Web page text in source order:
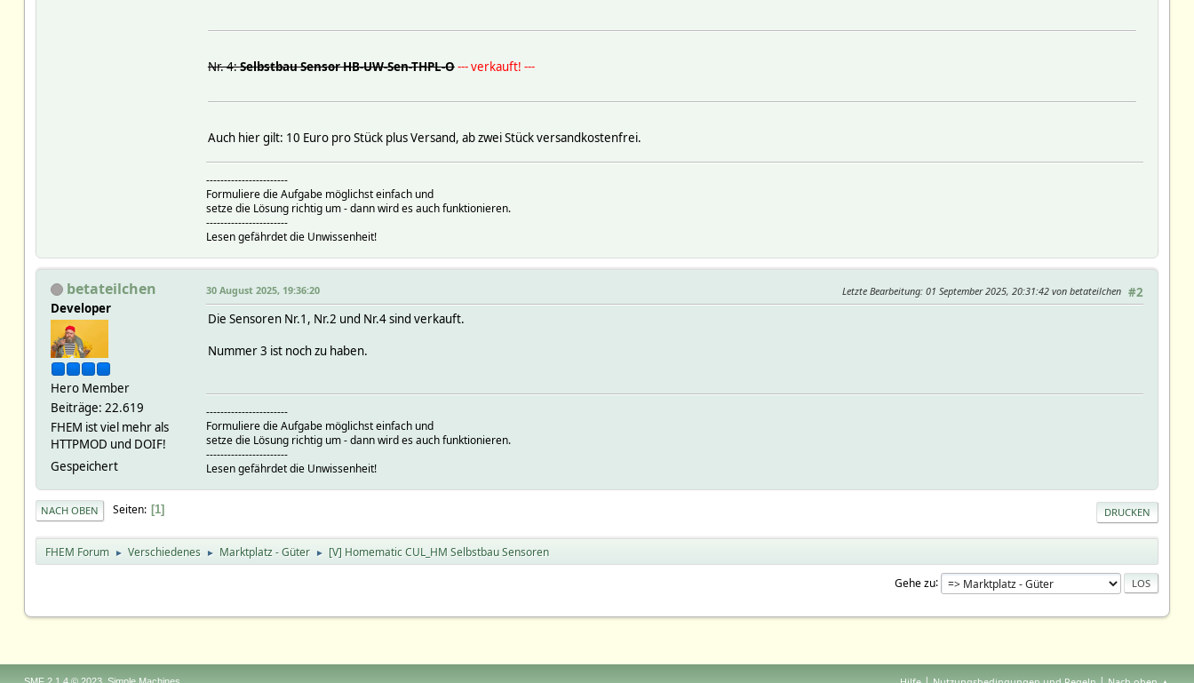
Nr. 4:Selbstbau Sensor HB-UW-Sen-THPL-O--- verkauft! ---
Auch hier gilt: 10 Euro pro Stück plus Versand, ab zwei Stück versandkostenfrei.
-----------------------
Formuliere die Aufgabe möglichst einfach und
setze die Lösung richtig um - dann wird es auch funktionieren.
-----------------------
Lesen gefährdet die Unwissenheit!
betateilchen
Developer
Hero Member
Beiträge: 22.619
FHEM ist viel mehr als
HTTPMOD und DOIF!
Gespeichert
#2
30 August 2025, 19:36:20 Letzte Bearbeitung: 01 September 2025, 20:31:42 von betateilchen
Die Sensoren Nr.1, Nr.2 und Nr.4 sind verkauft.
Nummer 3 ist noch zu haben.
-----------------------
Formuliere die Aufgabe möglichst einfach und
setze die Lösung richtig um - dann wird es auch funktionieren.
-----------------------
Lesen gefährdet die Unwissenheit!
DRUCKEN
NACH OBEN Seiten 1
FHEM Forum ► Verschiedenes ► Marktplatz - Güter ► [V] Homematic CUL_HM Selbstbau Sensoren
Gehe zu